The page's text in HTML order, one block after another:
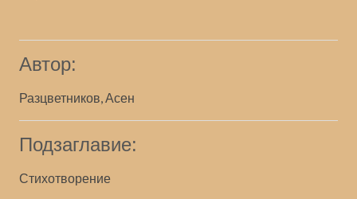
Автор:
Разцветников, Асен
Подзаглавие:
Стихотворение